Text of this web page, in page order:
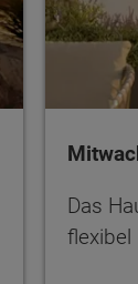
Das
flexibel